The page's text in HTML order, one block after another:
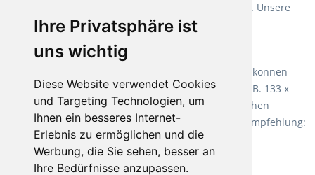
Ihre Privatsphäre ist
uns wichtig
Diese Website verwendet Cookies
und Targeting Technologien, um
Ihnen ein besseres Internet-
Erlebnis zu ermöglichen und die
Werbung, die Sie sehen, besser an
Ihre Bedürfnisse anzupassen.
Verlegearten ist er für jegliche Bauvorhaben attraktiv. Unsere
Empfehlung:Wineo 1000 Multi Layer XXL.
Teppiche für ein angenehmes Laufgefühl
machen es schon lange vor. Sie können
Teppich in Ihrem gewünschten Sondermaß kaufen, z.B. 133 x
60cm. Vor allem in Schlafzimmern aufgrund der weichen
Oberfläche ein sehr beliebter Zusatzboden. Unsere Empfehlung:
Fletco Fluffy und Fletco Hermelin